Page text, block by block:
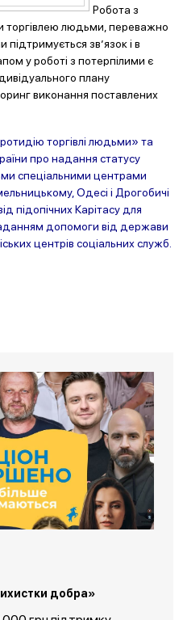
Робота з
торгівлею людьми, переважно
зв’язок і в
у роботі з потерпілими є
плану
виконання поставлених
торгівлі людьми» та
про надання статусу
спеціальними центрами
Одесі і Дрогобичі
підопічних Карітасу для
допомоги від держави
центрів соціальних служб.
добра»